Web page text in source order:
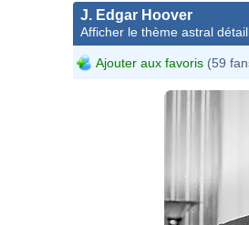
J. Edgar Hoover
Afficher le thème astral
Ajouter aux favoris (59